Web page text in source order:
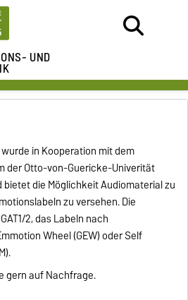
UND
wurde in Kooperation mit dem
der Otto-von-Guericke-Univerität
die Möglichkeit Audiomaterial zu
zu versehen. Die
2, das Labeln nach
Wheel (GEW) oder Self
gern auf Nachfrage.